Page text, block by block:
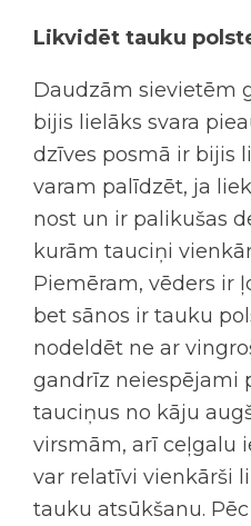
Likvidēt tauku
Daudzām sievietēm
bijis lielāks svara
dzīves posmā ir bijis
varam palīdzēt, ja
nost un ir palikušas
kurām tauciņi
Piemēram, vēders ir
bet sānos ir tauku
nodeldēt ne ar
gandrīz neiespējami
tauciņus no kāju
virsmām, arī ceļgalu
var relatīvi vienkārši
tauku atsūkšanu.